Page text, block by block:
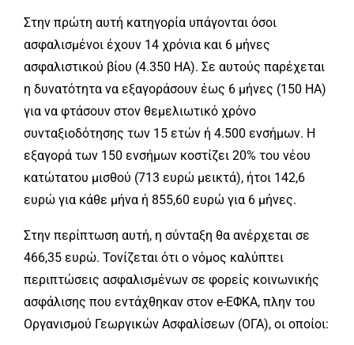
Στην πρώτη αυτή κατηγορία υπάγονται όσοι
ασφαλισμένοι έχουν 14 χρόνια και 6 μήνες
ασφαλιστικού βίου (4.350 ΗΑ). Σε αυτούς παρέχεται
η δυνατότητα να εξαγοράσουν έως 6 μήνες (150 ΗΑ)
για να φτάσουν στον θεμελιωτικό χρόνο
συνταξιοδότησης των 15 ετών ή 4.500 ενσήμων. Η
εξαγορά των 150 ενσήμων κοστίζει 20% του νέου
κατώτατου μισθού (713 ευρώ μεικτά), ήτοι 142,6
ευρώ για κάθε μήνα ή 855,60 ευρώ για 6 μήνες.
Στην περίπτωση αυτή, η σύνταξη θα ανέρχεται σε
466,35 ευρώ. Τονίζεται ότι ο νόμος καλύπτει
περιπτώσεις ασφαλισμένων σε φορείς κοινωνικής
ασφάλισης που εντάχθηκαν στον e-ΕΦΚΑ, πλην του
Οργανισμού Γεωργικών Ασφαλίσεων (ΟΓΑ), οι οποίοι: